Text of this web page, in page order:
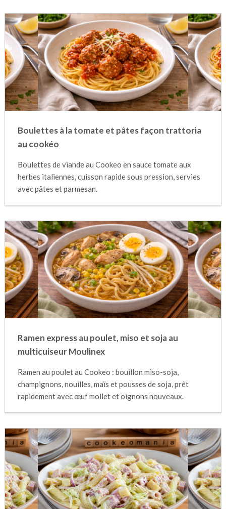
Boulettes à la tomate et pâtes façon trattoria
au cookéo
Boulettes de viande au Cookeo en sauce tomate aux
herbes italiennes, cuisson rapide sous pression, servies
avec pâtes et parmesan.
Ramen express au poulet, miso et soja au
multicuiseur Moulinex
Ramen au poulet au Cookeo : bouillon miso-soja,
champignons, nouilles, maïs et pousses de soja, prêt
rapidement avec œuf mollet et oignons nouveaux.